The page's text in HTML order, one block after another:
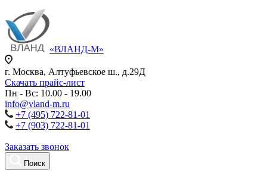
«ВЛАНД-М»
г. Москва, Алтуфьевское ш., д.29Д
Скачать прайс-лист
Пн - Вс: 10.00 - 19.00
info@vland-m.ru
+7 (495) 722-81-01
+7 (903) 722-81-01
Заказать звонок
Поиск